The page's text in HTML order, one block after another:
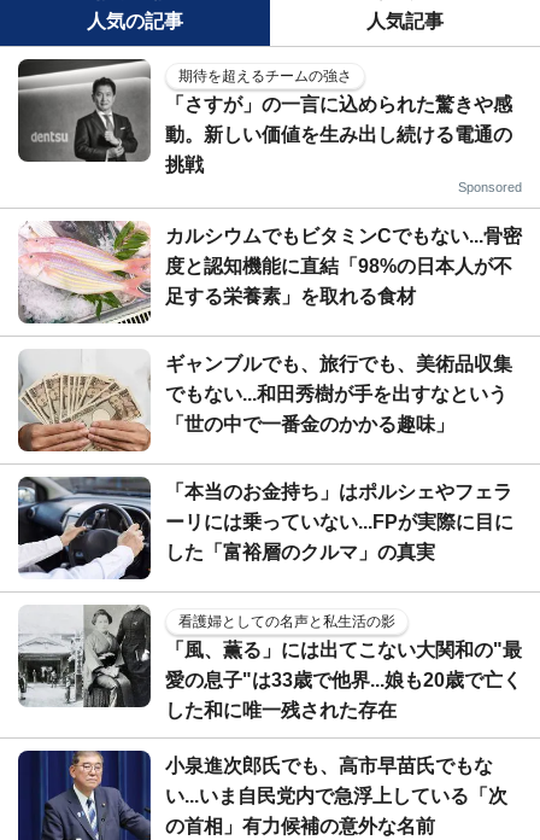
人気の記事
人気記事
期待を超えるチームの強さ
「さすが」の一言に込められた驚きや感
動。新しい価値を生み出し続ける電通の
挑戦
Sponsored
カルシウムでもビタミンCでもない...骨密
度と認知機能に直結「98%の日本人が不
足する栄養素」を取れる食材
ギャンブルでも、旅行でも、美術品収集
でもない...和田秀樹が手を出すなという
「世の中で一番金のかかる趣味」
「本当のお金持ち」はポルシェやフェラ
ーリには乗っていない...FPが実際に目に
した「富裕層のクルマ」の真実
看護婦としての名声と私生活の影
「風、薫る」には出てこない大関和の"最
愛の息子"は33歳で他界...娘も20歳で亡く
した和に唯一残された存在
小泉進次郎氏でも、高市早苗氏でもな
い...いま自民党内で急浮上している「次
の首相」有力候補の意外な名前